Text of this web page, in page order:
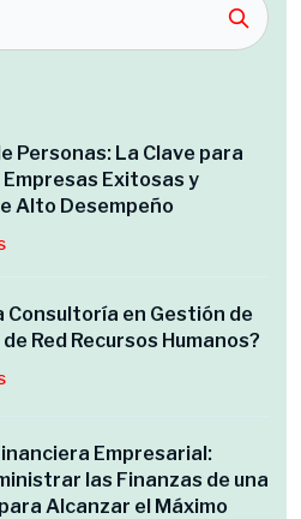
Personas: La Clave para
Exitosas y
Alto Desempeño
Consultoría en Gestión de
Red Recursos Humanos?
Empresarial:
las Finanzas de una
Alcanzar el Máximo